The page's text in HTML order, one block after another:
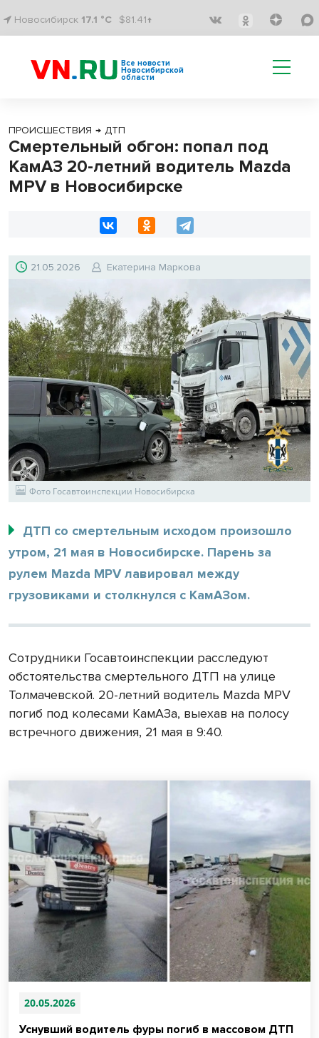
Новосибирск 17.1 °C $81.41↑
Все новости
Новосибирской
области
ПРОИСШЕСТВИЯ → ДТП
Смертельный обгон: попал под
КамАЗ 20-летний водитель Mazda
MPV в Новосибирске
21.05.2026 Екатерина Маркова
Фото Госавтоинспекции Новосибирска
ДТП со смертельным исходом произошло
утром, 21 мая в Новосибирске. Парень за
рулем Mazda MPV лавировал между
грузовиками и столкнулся с КамАЗом.
Сотрудники Госавтоинспекции расследуют
обстоятельства смертельного ДТП на улице
Толмачевской. 20-летний водитель Mazda MPV
погиб под колесами КамАЗа, выехав на полосу
встречного движения, 21 мая в 9:40.
20.05.2026
Уснувший водитель фуры погиб в массовом ДТП